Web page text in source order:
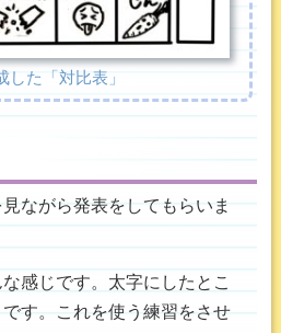
した「対比表」
ながら発表をしてもらいま
感じです。太字にしたとこ
す。これを使う練習をさせ